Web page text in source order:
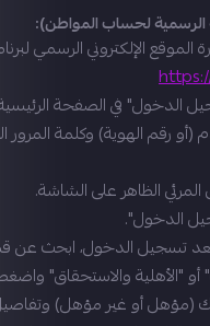
الرسمية لحساب المواطن):
الموقع الإلكتروني الرسمي
الدخول" في الصفحة
رقم الهوية) وكلمة المرور
الظاهر على الشاشة.
الدخول".
تسجيل الدخول، ابحث عن
أو "الأهلية والاستحقاق"
(مؤهل أو غير مؤهل)